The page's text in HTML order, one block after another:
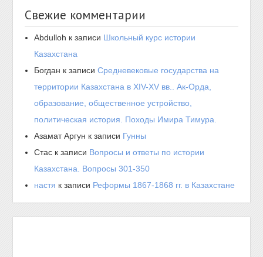
Свежие комментарии
Abdulloh к записи Школьный курс истории
Казахстана
Богдан к записиСредневековые государства на
территории Казахстана в XIV-XV вв.. Ак-Орда,
образование, общественное устройство,
политическая история. Походы Имира Тимура.
Азамат Аргун к записи Гунны
Стас к записи Вопросы и ответы по истории
Казахстана. Вопросы 301-350
настя к записи Реформы 1867-1868 гг. в Казахстане